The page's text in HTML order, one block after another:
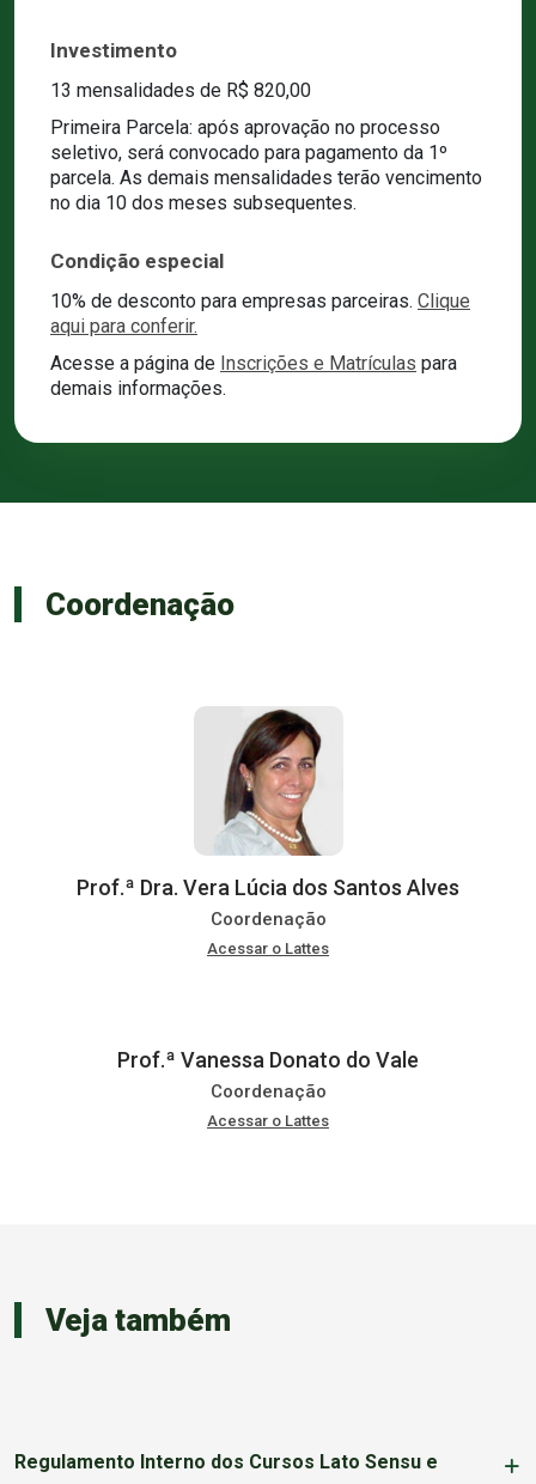
Investimento
13 mensalidades de R$ 820,00
Primeira Parcela: após aprovação no processo
seletivo, será convocado para pagamento da 1º
parcela. As demais mensalidades terão vencimento
no dia 10 dos meses subsequentes.
Condição especial
10% de desconto para empresas parceiras. Clique
aqui para conferir.
Acesse a página de Inscrições e Matrículas para
demais informações.
Coordenação
Prof.ª Dra. Vera Lúcia dos Santos Alves
Coordenação
Acessar o Lattes
Prof.ª Vanessa Donato do Vale
Coordenação
Acessar o Lattes
Veja também
Regulamento Interno dos Cursos Lato Sensu e